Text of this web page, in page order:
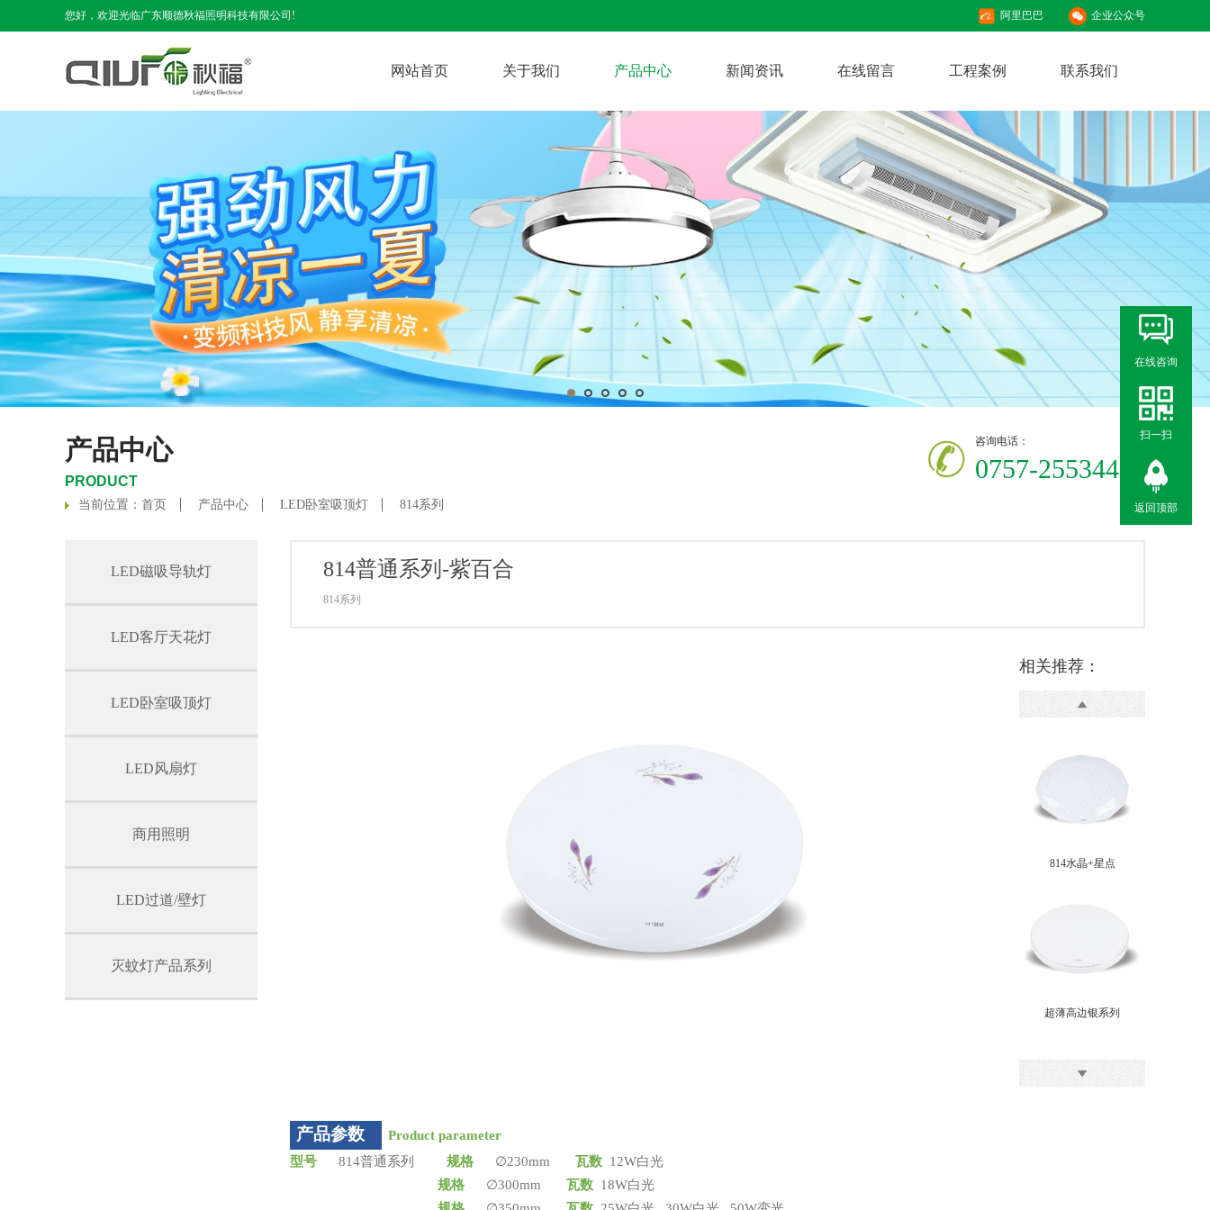
您好，欢迎光临广东顺德秋福照明科技有限公司! 阿里巴巴 企业公众号
网站首页 关于我们 产品中心 新闻资讯 在线留言 工程案例 联系我们
1 2 3 4 5
产品中心
PRODUCT
当前位置： 首页 产品中心 LED卧室吸顶灯 814系列
咨询电话：
0757-25534411
LED磁吸导轨灯
LED客厅天花灯
LED卧室吸顶灯
LED风扇灯
商用照明
LED过道/壁灯
灭蚊灯产品系列
814普通系列-紫百合
814系列
相关推荐：
814水晶+星点
超薄高边银系列
产品参数
Product parameter
型号 814普通系列 规格 ∅230mm 瓦数 12W白光
规格 ∅300mm 瓦数 18W白光
在线咨询
扫一扫
返回顶部